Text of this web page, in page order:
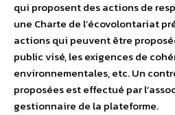
qui proposent des actions de
une Charte de l’écovolontariat
actions qui peuvent être
public visé, les exigences de
environnementales, etc. Un
proposées est effectué par
gestionnaire de la plateforme.